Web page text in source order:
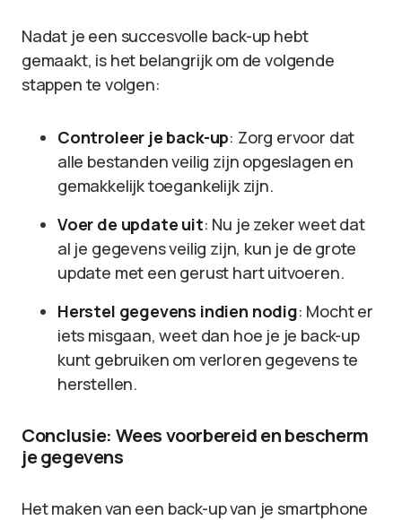
Nadat je een succesvolle back-up hebt
gemaakt, is het belangrijk om de volgende
stappen te volgen:
Controleer je back-up: Zorg ervoor dat
alle bestanden veilig zijn opgeslagen en
gemakkelijk toegankelijk zijn.
Voer de update uit: Nu je zeker weet dat
al je gegevens veilig zijn, kun je de grote
update met een gerust hart uitvoeren.
Herstel gegevens indien nodig: Mocht er
iets misgaan, weet dan hoe je je back-up
kunt gebruiken om verloren gegevens te
herstellen.
Conclusie: Wees voorbereid en bescherm
je gegevens
Het maken van een back-up van je smartphone